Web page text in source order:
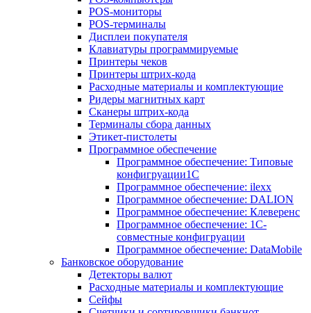
POS-мониторы
POS-терминалы
Дисплеи покупателя
Клавиатуры программируемые
Принтеры чеков
Принтеры штрих-кода
Расходные материалы и комплектующие
Ридеры магнитных карт
Сканеры штрих-кода
Терминалы сбора данных
Этикет-пистолеты
Программное обеспечение
Программное обеспечение: Типовые
конфигруации1С
Программное обеспечение: ilexx
Программное обеспечение: DALION
Программное обеспечение: Клеверенс
Программное обеспечение: 1С-
совместные конфигруации
Программное обеспечение: DataMobile
Банковское оборудование
Детекторы валют
Расходные материалы и комплектующие
Сейфы